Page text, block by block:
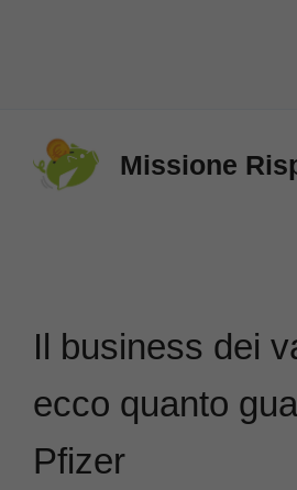
Missione
Il business dei
ecco quanto
Pfizer